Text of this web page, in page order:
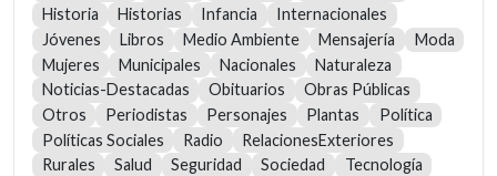
Historia
Historias Infancia
Internacionales
Jóvenes
Libros Medio Ambiente Mensajería
Moda
Mujeres
Municipales Nacionales
Naturaleza
Noticias-Destacadas
Obituarios
Obras Públicas
Otros
Periodistas Personajes Plantas
Política
Políticas Sociales
Radio
RelacionesExteriores
Rurales
Salud Seguridad Sociedad
Tecnología